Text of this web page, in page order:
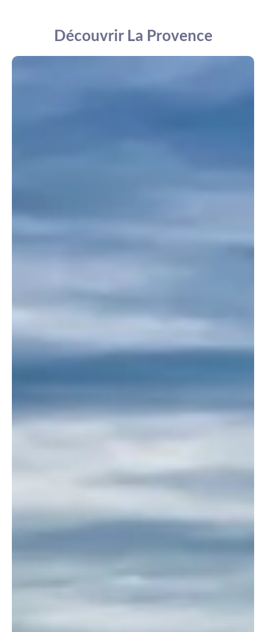
Découvrir La Provence